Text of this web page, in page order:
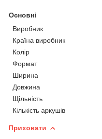
Основні
Виробник
Країна виробник
Колір
Формат
Ширина
Довжина
Щільність
Кількість аркушів
Приховати